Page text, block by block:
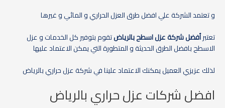
و تعتمد الشركة علي افضل طرق العزل الحراري و المائي و غيرها
تعتبرأفضل شركة عزل اسطح بالرياضتقوم بتوفير كل الخدمات و عزل
الاسطح بافضل الطرق الحديثة و المتطورة التي يمكن الاعتماد عليها
لذلك عزيزي العميل يمكنك الاعتماد علينا في شركة عزل حراري بالرياض
افضل شركات عزل حراري بالرياض